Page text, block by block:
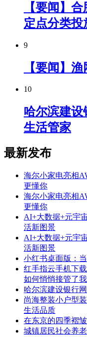
【要闻】
定点分类
9
【要闻】
10
哈尔滨建设
生活管家
最新发布
海尔小家电亮相
更懂你
海尔小家电亮相
更懂你
AI+大数据+元宇
活新图景
AI+大数据+元宇
活新图景
小红书桌面版：
红手指云手机下
如何悄悄接管了
哈尔滨建设银行
尚海整装小户型
生活品质
在东京的四季褶
城镇居民社会养